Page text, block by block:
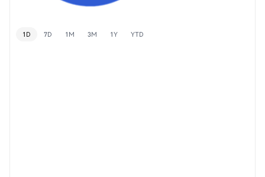
1D 7D 1M 3M 1Y YTD